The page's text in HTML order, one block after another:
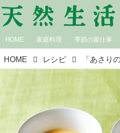
HOME 家庭料理 季節の家仕事
HOME レシピ